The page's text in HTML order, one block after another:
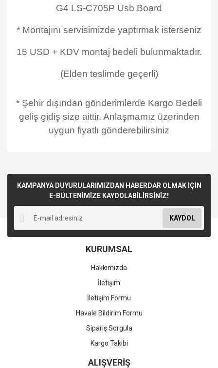
G4 LS-C705P Usb Board
* Montajını servisimizde yaptırmak isterseniz
15 USD + KDV montaj bedeli bulunmaktadır.
(Elden teslimde geçerli)
* Şehir dışından gönderimlerde Kargo Bedeli
geliş gidiş size aittir. Anlaşmamız üzerinden
uygun fiyatlı gönderebilirsiniz
KAMPANYA DUYURULARIMIZDAN HABERDAR OLMAK İÇİN
E-BÜLTENİMİZE KAYDOLABİLİRSİNİZ!
KAYDOL
KURUMSAL
Hakkımızda
İletişim
İletişim Formu
Havale Bildirim Formu
Sipariş Sorgula
Kargo Takibi
ALIŞVERİŞ